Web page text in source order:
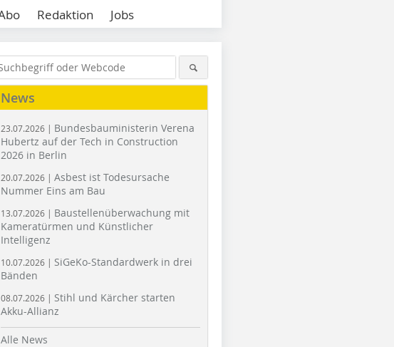
Redaktion Jobs
Schiefer
Fotos: Zimmerei Schmiechen &
News
23.07.2026 | Bundesbauministerin Verena
Hubertz auf der Tech in Construction
2026 in Berlin
20.07.2026 | Asbest ist Todesursache
Nummer Eins am Bau
13.07.2026 | Baustellenüberwachung mit
Kameratürmen und Künstlicher
Intelligenz
10.07.2026 | SiGeKo-Standardwerk in drei
Bänden
08.07.2026 | Stihl und Kärcher starten
Akku-Allianz
Alle News